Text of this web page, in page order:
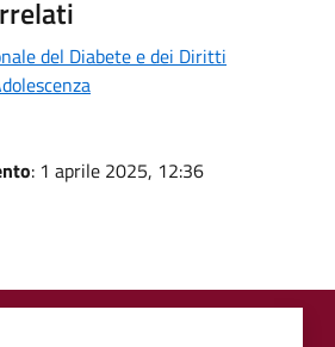
del Diabete e dei Diritti
: 1 aprile 2025, 12:36